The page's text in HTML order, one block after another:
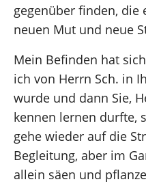
gegenüber finden,
neuen Mut und neue
Mein Befinden hat
ich von Herrn Sch. in
wurde und dann Sie,
kennen lernen durfte,
gehe wieder auf die
Begleitung, aber im
allein säen und